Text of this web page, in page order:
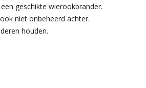
geschikte wierookbrander.
niet onbeheerd achter.
houden.